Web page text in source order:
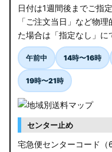
日付は1週間後までご指
「ご注文当日」など物
た場合は「指定なし」に
午前中 14時〜16時
19時〜21時
センター止め
宅急便センターコード（